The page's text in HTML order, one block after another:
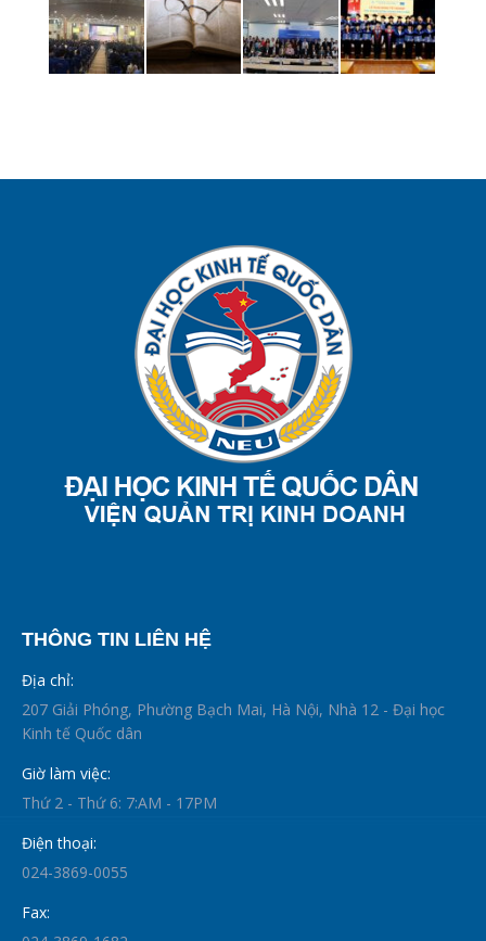
THÔNG TIN LIÊN HỆ
Địa chỉ:
207 Giải Phóng, Phường Bạch Mai, Hà Nội, Nhà 12 - Đại học
Kinh tế Quốc dân
Giờ làm việc:
Thứ 2 - Thứ 6: 7:AM - 17PM
Điện thoại:
024-3869-0055
Fax: